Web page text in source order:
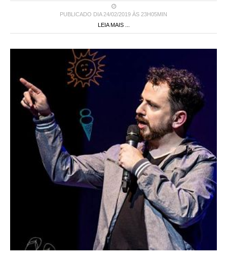
PUBLICADO DIA 24/02/2019 ÀS 23H05MIN
LEIA MAIS ...